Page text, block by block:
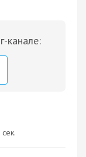
канале: